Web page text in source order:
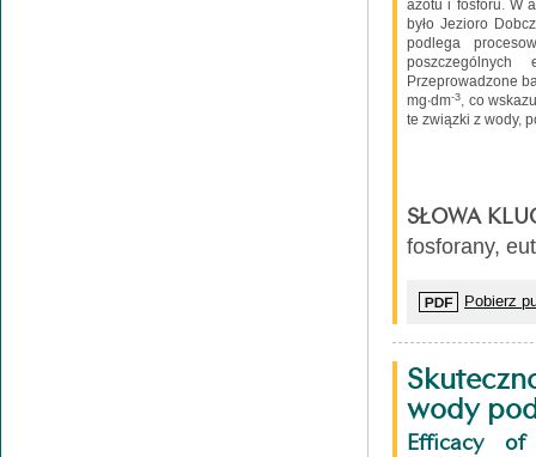
azotu i fosforu. W
było Jezioro
podlega
poszczególnych
Przeprowadzone
mg∙dm-3, co
te związki z wody,
SŁOWA
fosforany,
Pobierz
wody
Efficacy